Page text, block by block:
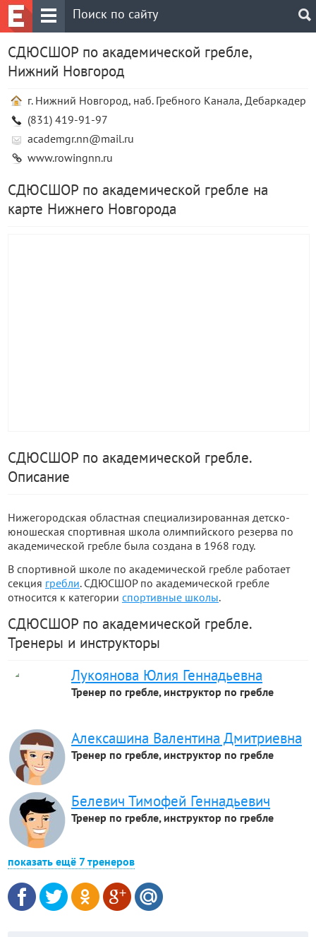
СДЮСШОР по академической гребле,
Нижний Новгород
г. Нижний Новгород, наб. Гребного Канала, Дебаркадер
(831) 419-91-97
academgr.nn@mail.ru
www.rowingnn.ru
СДЮСШОР по академической гребле на
карте Нижнего Новгорода
СДЮСШОР по академической гребле.
Описание
Нижегородская областная специализированная детско-
юношеская спортивная школа олимпийского резерва по
академической гребле была создана в 1968 году.
В спортивной школе по академической гребле работает
секция гребли. СДЮСШОР по академической гребле
относится к категории спортивные школы.
СДЮСШОР по академической гребле.
Тренеры и инструкторы
Лукоянова Юлия Геннадьевна
Тренер по гребле, инструктор по гребле
Алексашина Валентина Дмитриевна
Тренер по гребле, инструктор по гребле
Белевич Тимофей Геннадьевич
Тренер по гребле, инструктор по гребле
показать ещё 7 тренеров